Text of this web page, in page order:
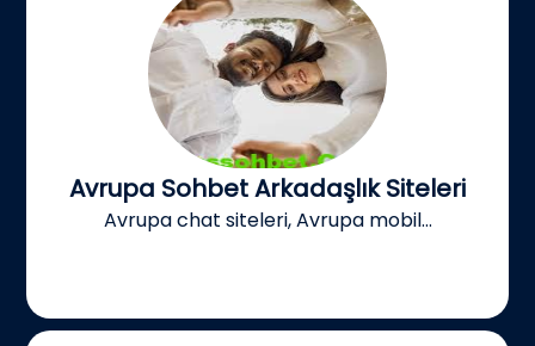
Avrupa Sohbet Arkadaşlık Siteleri
Avrupa chat siteleri, Avrupa mobil...